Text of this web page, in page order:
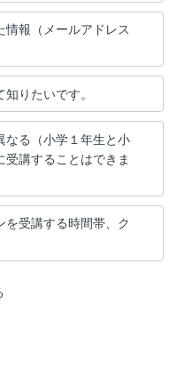
情報（メールアドレス
りたいです。
なる（小学１年生と小
講することはできま
を受講する時間帯、ク